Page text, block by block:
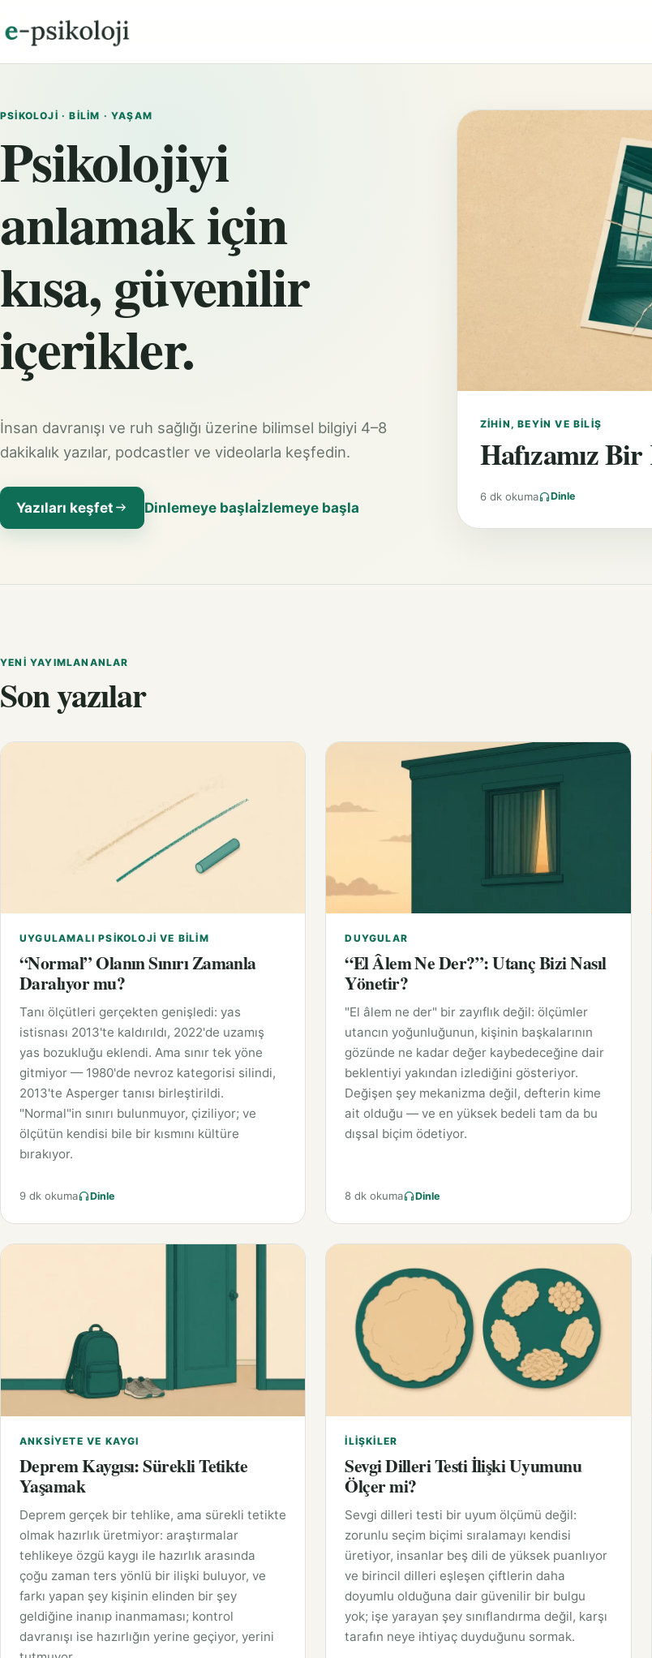
PSIKOLOJI · BILIM · YAŞAM
Psikolojiyi
anlamak için
kısa, güvenilir
içerikler.
İnsan davranışı ve ruh sağlığı üzerine bilimsel bilgiyi 4–8
dakikalık yazılar, podcastler ve videolarla keşfedin.
Yazıları keşfet Dinlemeye başlaİzlemeye başla
ZIHIN, BEYIN VE BILIŞ
Hafızamız
6 dk okuma Dinle
YENI YAYIMLANANLAR
Son yazılar
UYGULAMALI PSIKOLOJI VE BILIM
“Normal” Olanın Sınırı Zamanla
Daralıyor mu?
Tanı ölçütleri gerçekten genişledi: yas
istisnası 2013'te kaldırıldı, 2022'de uzamış
yas bozukluğu eklendi. Ama sınır tek yöne
gitmiyor — 1980'de nevroz kategorisi silindi,
2013'te Asperger tanısı birleştirildi.
"Normal"in sınırı bulunmuyor, çiziliyor; ve
ölçütün kendisi bile bir kısmını kültüre
bırakıyor.
9 dk okuma Dinle
DUYGULAR
“El Âlem Ne Der?”: Utanç Bizi Nasıl
Yönetir?
"El âlem ne der" bir zayıflık değil: ölçümler
utancın yoğunluğunun, kişinin başkalarının
gözünde ne kadar değer kaybedeceğine dair
beklentiyi yakından izlediğini gösteriyor.
Değişen şey mekanizma değil, defterin kime
ait olduğu — ve en yüksek bedeli tam da bu
dışsal biçim ödetiyor.
8 dk okuma Dinle
ANKSIYETE VE KAYGI
Deprem Kaygısı: Sürekli Tetikte
Yaşamak
Deprem gerçek bir tehlike, ama sürekli tetikte
olmak hazırlık üretmiyor: araştırmalar
tehlikeye özgü kaygı ile hazırlık arasında
çoğu zaman ters yönlü bir ilişki buluyor, ve
farkı yapan şey kişinin elinden bir şey
geldiğine inanıp inanmaması; kontrol
davranışı ise hazırlığın yerine geçiyor, yerini
İLIŞKILER
Sevgi Dilleri Testi İlişki Uyumunu
Ölçer mi?
Sevgi dilleri testi bir uyum ölçümü değil:
zorunlu seçim biçimi sıralamayı kendisi
üretiyor, insanlar beş dili de yüksek puanlıyor
ve birincil dilleri eşleşen çiftlerin daha
doyumlu olduğuna dair güvenilir bir bulgu
yok; işe yarayan şey sınıflandırma değil, karşı
tarafın neye ihtiyaç duyduğunu sormak.